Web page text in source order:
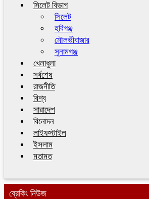
সিলেট বিভাগ
সিলেট
হবিগঞ্জ
মৌলভীবাজার
সুনামগঞ্জ
খেলাধুলা
সর্বশেষ
রাজনীতি
বিশ্ব
সারাদেশ
বিনোদন
লাইফস্টাইল
ইসলাম
মতামত
ব্রেকিং নিউজ